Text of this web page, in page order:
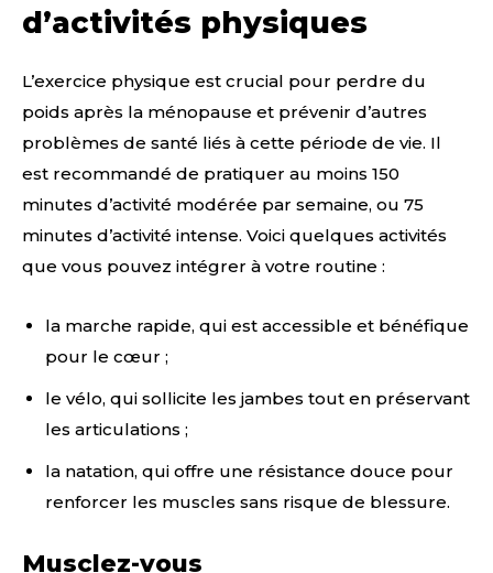
d’activités physiques
L’exercice physique est crucial pour perdre du
poids après la ménopause et prévenir d’autres
problèmes de santé liés à cette période de vie. Il
est recommandé de pratiquer au moins 150
minutes d’activité modérée par semaine, ou 75
minutes d’activité intense. Voici quelques activités
que vous pouvez intégrer à votre routine :
la marche rapide, qui est accessible et bénéfique
pour le cœur ;
le vélo, qui sollicite les jambes tout en préservant
les articulations ;
la natation, qui offre une résistance douce pour
renforcer les muscles sans risque de blessure.
Musclez-vous